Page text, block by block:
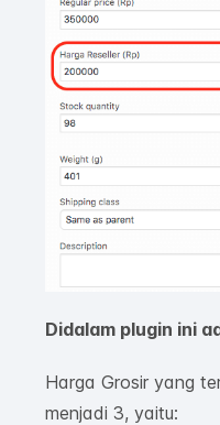
Didalam plugin ini
Harga Grosir yang
menjadi 3, yaitu: